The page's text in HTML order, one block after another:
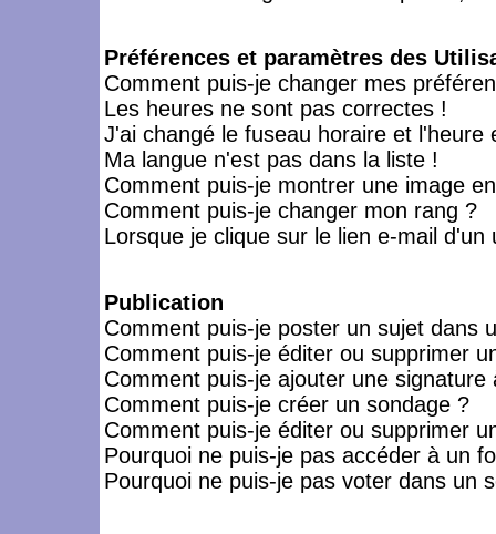
Préférences et paramètres des
Comment puis-je changer mes
Les heures ne sont pas correctes !
J'ai changé le fuseau horaire et l'heure
Ma langue n'est pas dans la liste !
Comment puis-je montrer une image
Comment puis-je changer mon rang ?
Lorsque je clique sur le lien e-mail
Publication
Comment puis-je poster un sujet dans
Comment puis-je éditer ou supprimer
Comment puis-je ajouter une signature
Comment puis-je créer un sondage ?
Comment puis-je éditer ou supprimer
Pourquoi ne puis-je pas accéder à un
Pourquoi ne puis-je pas voter dans un